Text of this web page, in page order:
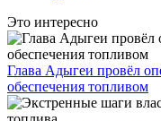
Это интересно
Глава Адыгеи провёл
обеспечения топливом